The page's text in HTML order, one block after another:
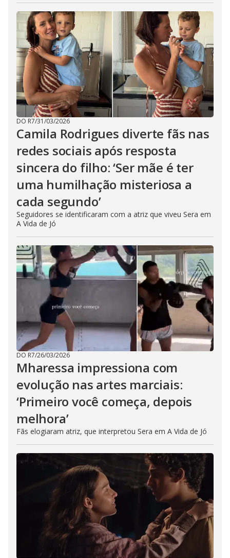
DO R7/31/03/2026
Camila Rodrigues diverte fãs nas
redes sociais após resposta
sincera do filho: ‘Ser mãe é ter
uma humilhação misteriosa a
cada segundo’
Seguidores se identificaram com a atriz que viveu Sera em
A Vida de Jó
DO R7/26/03/2026
Mharessa impressiona com
evolução nas artes marciais:
‘Primeiro você começa, depois
melhora’
Fãs elogiaram atriz, que interpretou Sera em A Vida de Jó